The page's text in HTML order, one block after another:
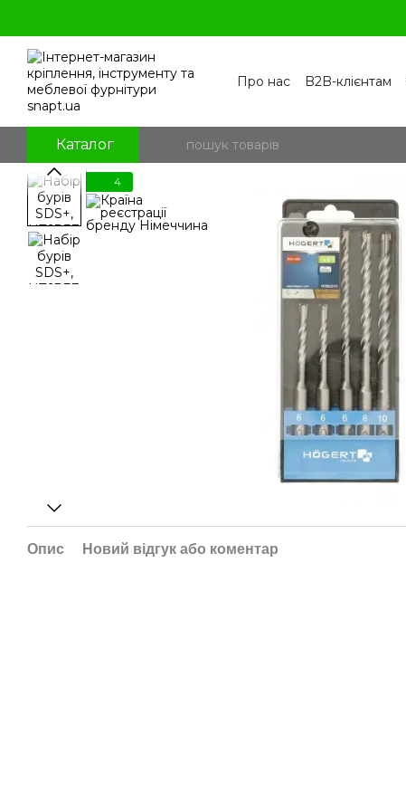
Про нас B2B-клієнтам
Блог
Каталог
4
Опис Новий відгук або коментар